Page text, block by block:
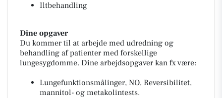
Iltbehandling
Dine opgaver
Du kommer til at arbejde med udredning og
behandling af patienter med forskellige
lungesygdomme. Dine arbejdsopgaver kan fx være:
Lungefunktionsmålinger, NO, Reversibilitet,
mannitol- og metakolintests.